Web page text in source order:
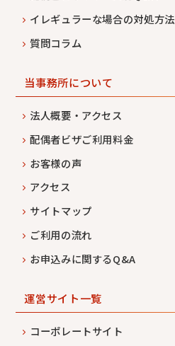
イレギュラーな場合の対処方法
質問コラム
当事務所について
法人概要・アクセス
配偶者ビザご利用料金
お客様の声
アクセス
サイトマップ
ご利用の流れ
お申込みに関するQ&A
運営サイト一覧
コーポレートサイト